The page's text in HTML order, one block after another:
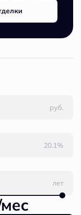
руб.
20.1%
лет